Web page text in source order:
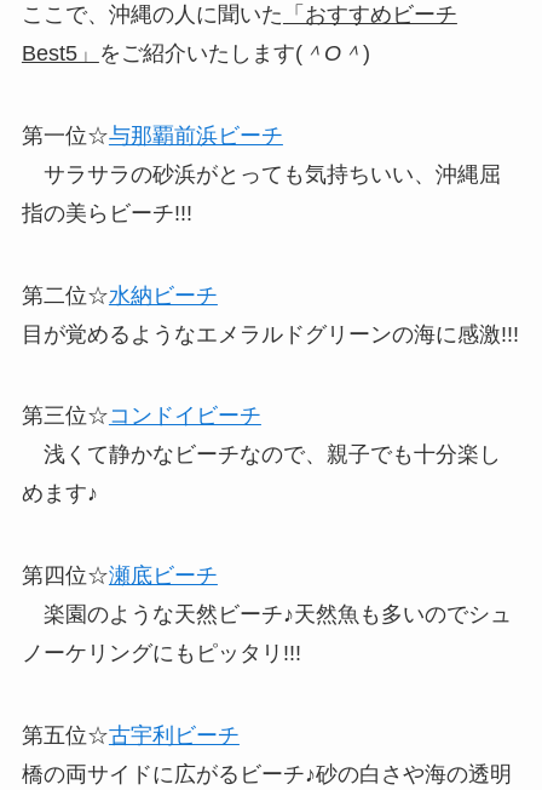
ここで、沖縄の人に聞いた 「おすすめビーチ
Best5」 をご紹介いたします(＾O＾ )
第一位☆与那覇前浜ビーチ
サラサラの砂浜がとっても気持ちいい、沖縄屈
指の美らビーチ!!!
第二位☆水納ビーチ
目が覚めるようなエメラルドグリーンの海に感激!!!
第三位☆コンドイビーチ
浅くて静かなビーチなので、親子でも十分楽し
めます♪
第四位☆瀬底ビーチ
楽園のような天然ビーチ♪天然魚も多いのでシュ
ノーケリングにもピッタリ!!!
第五位☆古宇利ビーチ
橋の両サイドに広がるビーチ♪砂の白さや海の透明